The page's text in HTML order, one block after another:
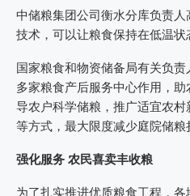
中储粮集团公司衡水分库负责
技术，可以让粮食保持在低温状
国家粮食和物资储备局有关负
多家粮食产后服务中心作用，
导农户科学储粮，推广适宜农
等方式，最大限度减少庭院储粮
强化服务 农民喜卖丰收粮
为了扎实推进优质粮食工程，